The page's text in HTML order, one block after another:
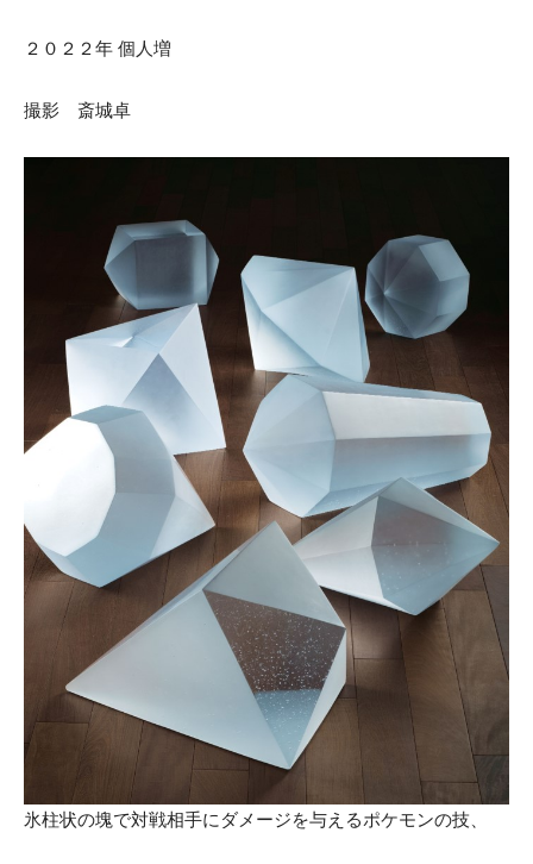
２０２２年 個人増
撮影 斎城卓
氷柱状の塊で対戦相手にダメージを与えるポケモンの技、